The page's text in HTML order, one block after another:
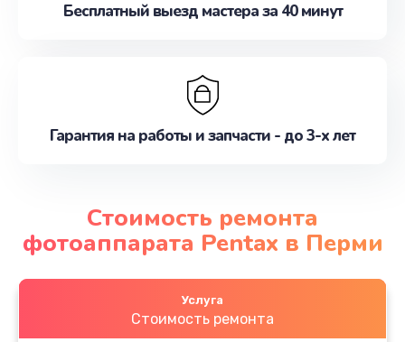
Бесплатный выезд мастера за 40 минут
Гарантия на работы и запчасти - до 3-х лет
Стоимость ремонта
фотоаппарата Pentax в Перми
Услуга
Стоимость ремонта